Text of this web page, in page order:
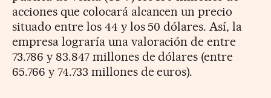
acciones que colocará alcancen un precio
situado entre los 44 y los 50 dólares. Así, la
empresa lograría una valoración de entre
73.786 y 83.847 millones de dólares (entre
65.766 y 74.733 millones de euros).